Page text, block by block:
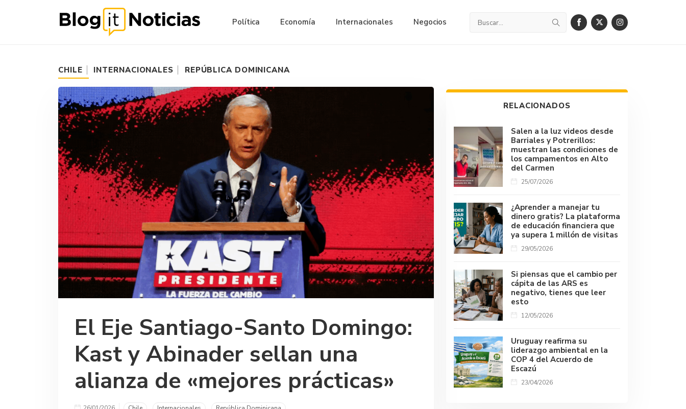
Política Economía Internacionales Negocios
CHILE INTERNACIONALES REPÚBLICA DOMINICANA
El Eje Santiago-Santo Domingo:
Kast y Abinader sellan una
alianza de «mejores prácticas»
RELACIONADOS
Salen a la luz videos desde
Barriales y Potrerillos:
muestran las condiciones de
los campamentos en Alto
del Carmen
25/07/2026
¿Aprender a manejar tu
dinero gratis? La plataforma
de educación financiera que
ya supera 1 millón de visitas
29/05/2026
Si piensas que el cambio per
cápita de las ARS es
negativo, tienes que leer
esto
12/05/2026
Uruguay reafirma su
liderazgo ambiental en la
COP 4 del Acuerdo de
Escazú
23/04/2026